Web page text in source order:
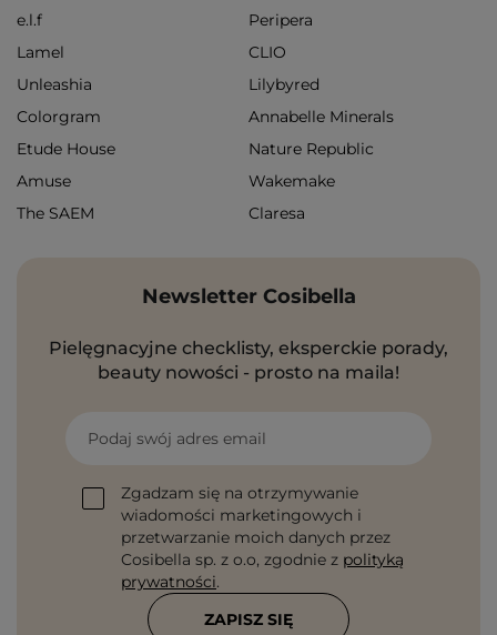
e.l.f
Peripera
Lamel
CLIO
Unleashia
Lilybyred
Colorgram
Annabelle Minerals
Etude House
Nature Republic
Amuse
Wakemake
The SAEM
Claresa
Newsletter Cosibella
Pielęgnacyjne checklisty, eksperckie porady,
beauty nowości - prosto na maila!
Podaj swój adres email
Zgadzam się na otrzymywanie
wiadomości marketingowych i
przetwarzanie moich danych przez
Cosibella sp. z o.o, zgodnie z polityką
prywatności.
ZAPISZ SIĘ